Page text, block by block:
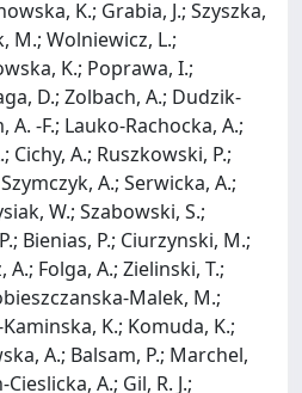
K.; Grabia, J.; Szyszka,
M.; Wolniewicz, L.;
K.; Poprawa, I.;
D.; Zolbach, A.; Dudzik-
-F.; Lauko-Rachocka, A.;
Cichy, A.; Ruszkowski, P.;
A.; Serwicka, A.;
W.; Szabowski, S.;
Bienias, P.; Ciurzynski, M.;
Folga, A.; Zielinski, T.;
Malek, M.;
K.; Komuda, K.;
A.; Balsam, P.; Marchel,
A.; Gil, R. J.;